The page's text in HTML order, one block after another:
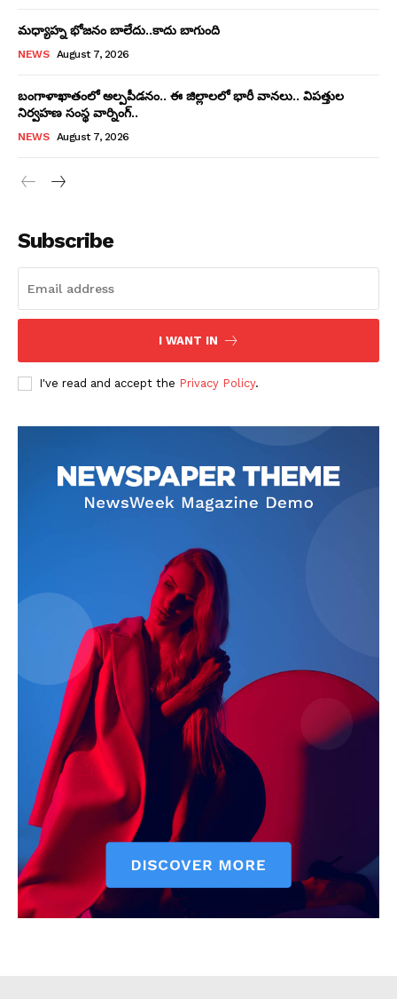
మధ్యాహ్న భోజనం బాలేదు..కాదు బాగుంది
NEWS August 7, 2026
బంగాళాఖాతంలో అల్పపీడనం.. ఈ జిల్లాలలో భారీ వానలు.. విపత్తుల
నిర్వహణ సంస్థ వార్నింగ్..
NEWS August 7, 2026
Subscribe
I WANT IN
I've read and accept the Privacy Policy.